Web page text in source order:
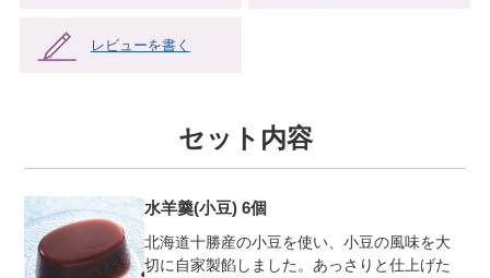
レビューを書く
セット内容
水羊羹(小豆) 6個
北海道十勝産の小豆を使い、小豆の風味を大
切に自家製餡しました。あっさりと仕上げた